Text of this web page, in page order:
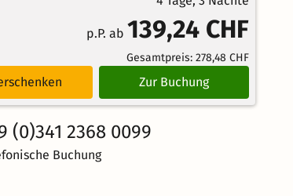
p.P. ab 139,24 CHF
Gesamtpreis: 278,48 CHF
Zur Buchung
(0)341 2368 0099
Buchung